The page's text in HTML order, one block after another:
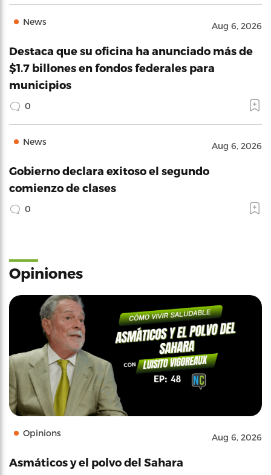
News Aug 6, 2026
Destaca que su oficina ha anunciado más de
$1.7 billones en fondos federales para
municipios
0
News Aug 6, 2026
Gobierno declara exitoso el segundo
comienzo de clases
0
Opiniones
Opinions Aug 6, 2026
Asmáticos y el polvo del Sahara